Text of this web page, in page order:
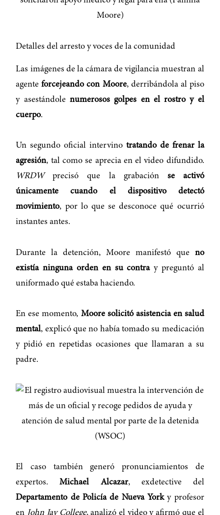
Detalles del arresto y voces de la comunidad
Las imágenes de la cámara de vigilancia muestran al
agenteforcejeando con Moore, derribándola al piso
y asestándole numerosos golpes en el rostro y el
cuerpo.
Un segundo oficial intervino tratando de frenar la
agresión, tal como se aprecia en el video difundido.
WRDWprecisó que la grabación se activó
únicamente cuando el dispositivo detectó
movimiento, por lo que se desconoce qué ocurrió
instantes antes.
Durante la detención, Moore manifestó que no
existía ninguna orden en su contray preguntó al
uniformado qué estaba haciendo.
En ese momento, Moore solicitó asistencia en salud
mental, explicó que no había tomado su medicación
y pidió en repetidas ocasiones que llamaran a su
padre.
El caso también generó pronunciamientos de
expertos.Michael Alcazar, exdetective del
Departamento de Policía de Nueva Yorky profesor